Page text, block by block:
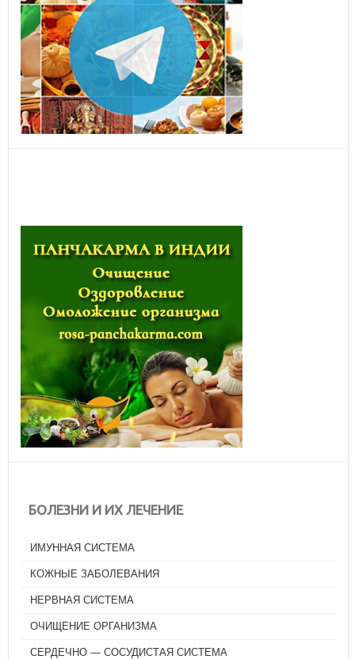
БОЛЕЗНИ И ИХ ЛЕЧЕНИЕ
ИМУННАЯ СИСТЕМА
КОЖНЫЕ ЗАБОЛЕВАНИЯ
НЕРВНАЯ СИСТЕМА
ОЧИЩЕНИЕ ОРГАНИЗМА
СЕРДЕЧНО — СОСУДИСТАЯ СИСТЕМА